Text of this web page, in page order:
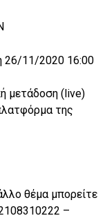
26/11/2020 16:00
μετάδοση (live)
της
θέμα μπορείτε
–